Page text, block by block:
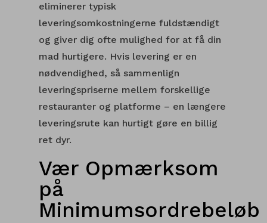
eliminerer typisk
leveringsomkostningerne fuldstændigt
og giver dig ofte mulighed for at få din
mad hurtigere. Hvis levering er en
nødvendighed, så sammenlign
leveringspriserne mellem forskellige
restauranter og platforme – en længere
leveringsrute kan hurtigt gøre en billig
ret dyr.
Vær Opmærksom
på
Minimumsordrebeløb